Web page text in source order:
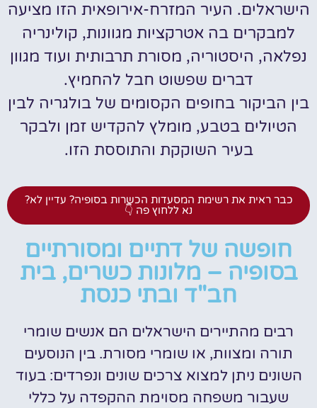
הישראלים. העיר המזרח-אירופאית הזו מציעה
למבקרים בה אטרקציות מגוונות, קולינריה
נפלאה, היסטוריה, מסורת תרבותית ועוד מגוון
דברים שפשוט חבל להחמיץ.
בין הביקור בחופים הקסומים של בולגריה לבין
הטיולים בטבע, מומלץ להקדיש זמן ולבקר
בעיר השוקקת והתוססת הזו.
כבר ראית את רשימת המסעדות הכשרות בסופיה? עדיין לא?
נא ללחוץ פה 👇
חופשה של דתיים ומסורתיים
בסופיה – מלונות כשרים, בית
חב"ד ובתי כנסת
רבים מהתיירים הישראלים הם אנשים שומרי
תורה ומצוות, או שומרי מסורת. בין הנוסעים
השונים ניתן למצוא צרכים שונים ונפרדים: בעוד
שעבור משפחה מסוימת ההקפדה על כללי